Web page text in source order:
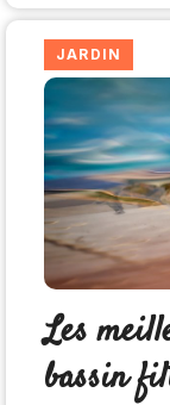
JARDIN
Les
bassin